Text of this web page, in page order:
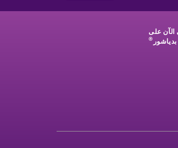
على
بدياشور ®